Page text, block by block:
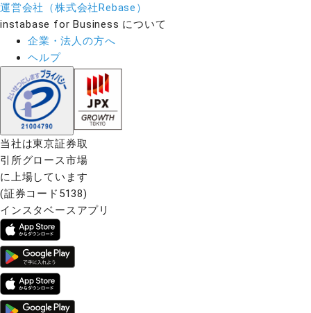
運営会社（株式会社Rebase）
instabase for Business について
企業・法人の方へ
ヘルプ
当社は東京証券取
引所グロース市場
に上場しています
(証券コード5138)
インスタベースアプリ